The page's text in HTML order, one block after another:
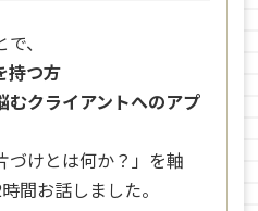
、
持つ方
むクライアントへのアプ
づけとは何か？」を軸
間お話しました。